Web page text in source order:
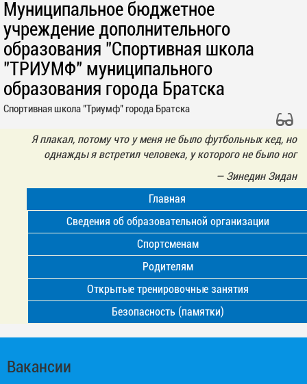
Муниципальное бюджетное
учреждение дополнительного
образования "Спортивная школа
"ТРИУМФ" муниципального
образования города Братска
Спортивная школа "Триумф" города Братска
Я плакал, потому что у меня не было футбольных кед, но
однажды я встретил человека, у которого не было ног
— Зинедин Зидан
Главная
Сведения об образовательной организации
Спортсменам
Родителям
Открытые тренировочные занятия
Безопасность (памятки)
Вакансии